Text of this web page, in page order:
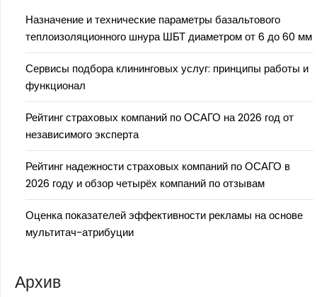
Назначение и технические параметры базальтового
теплоизоляционного шнура ШБТ диаметром от 6 до 60 мм
Сервисы подбора клининговых услуг: принципы работы и
функционал
Рейтинг страховых компаний по ОСАГО на 2026 год от
независимого эксперта
Рейтинг надежности страховых компаний по ОСАГО в
2026 году и обзор четырёх компаний по отзывам
Оценка показателей эффективности рекламы на основе
мультитач-атрибуции
Архив